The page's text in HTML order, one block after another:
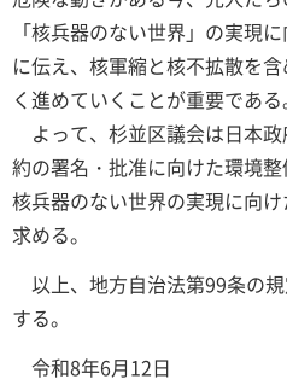
「核兵器のない世界」の実現
に伝え、核軍縮と核不拡散を
く進めていくことが重要である
よって、杉並区議会は日本
約の署名・批准に向けた環境整
核兵器のない世界の実現に向
求める。
以上、地方自治法第99条の
する。
令和8年6月12日